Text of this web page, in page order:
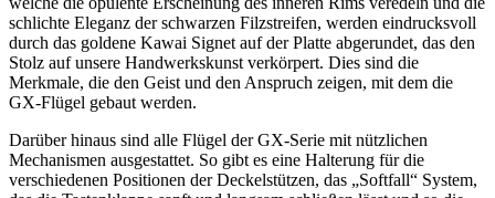
schlichte Eleganz der schwarzen Filzstreifen, werden eindrucksvoll
durch das goldene Kawai Signet auf der Platte abgerundet, das den
Stolz auf unsere Handwerkskunst verkörpert. Dies sind die
Merkmale, die den Geist und den Anspruch zeigen, mit dem die
GX-Flügel gebaut werden.
Darüber hinaus sind alle Flügel der GX-Serie mit nützlichen
Mechanismen ausgestattet. So gibt es eine Halterung für die
verschiedenen Positionen der Deckelstützen, das „Softfall“ System,